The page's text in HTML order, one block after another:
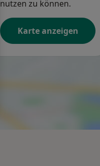
nutzen zu können.
Karte anzeigen